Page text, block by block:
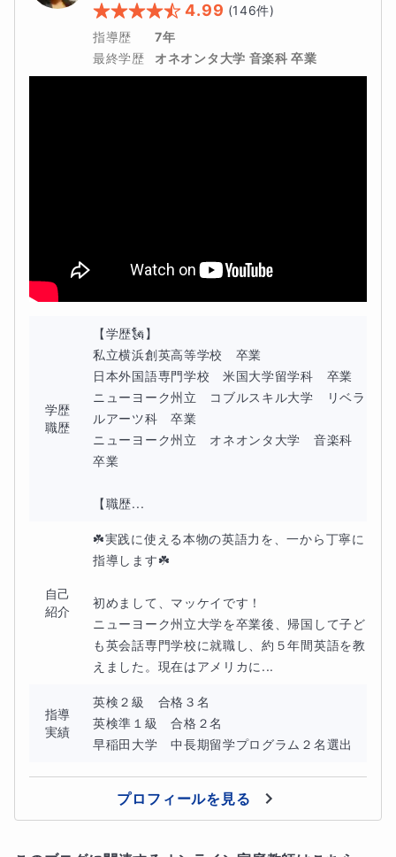
4.99 (146件)
指導歴
7年
最終学歴
オネオンタ大学 音楽科 卒業
学歴
職歴
【学歴🗽】
私立横浜創英高等学校　卒業
日本外国語専門学校　米国大学留学科　卒業
ニューヨーク州立　コブルスキル大学　リベラ
ルアーツ科　卒業
ニューヨーク州立　オネオンタ大学　音楽科
卒業
【職歴...
自己
紹介
☘️実践に使える本物の英語力を、一から丁寧に
指導します☘️
初めまして、マッケイです！
ニューヨーク州立大学を卒業後、帰国して子ど
も英会話専門学校に就職し、約５年間英語を教
えました。現在はアメリカに...
指導
実績
英検２級　合格３名
英検準１級　合格２名
早稲田大学　中長期留学プログラム２名選出
プロフィールを見る